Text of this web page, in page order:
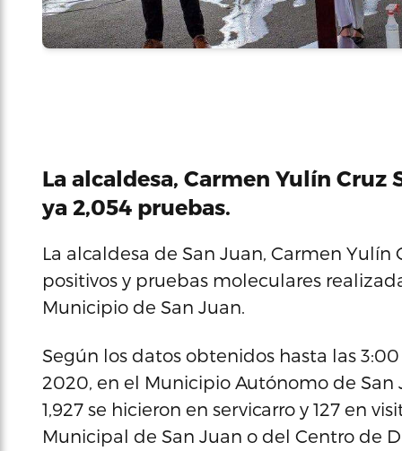
La alcaldesa, Carmen Yulín
ya 2,054 pruebas.
La alcaldesa de San Juan, Carmen
positivos y pruebas moleculares
Municipio de San Juan.
Según los datos obtenidos hasta las
2020, en el Municipio Autónomo de San
1,927 se hicieron en servicarro y 127 en
Municipal de San Juan o del Centro de